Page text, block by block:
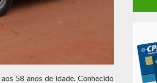
58 anos de idade. Conhecido